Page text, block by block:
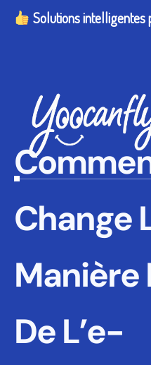
Change
Manière
De L’e-
Solutions intelligentes